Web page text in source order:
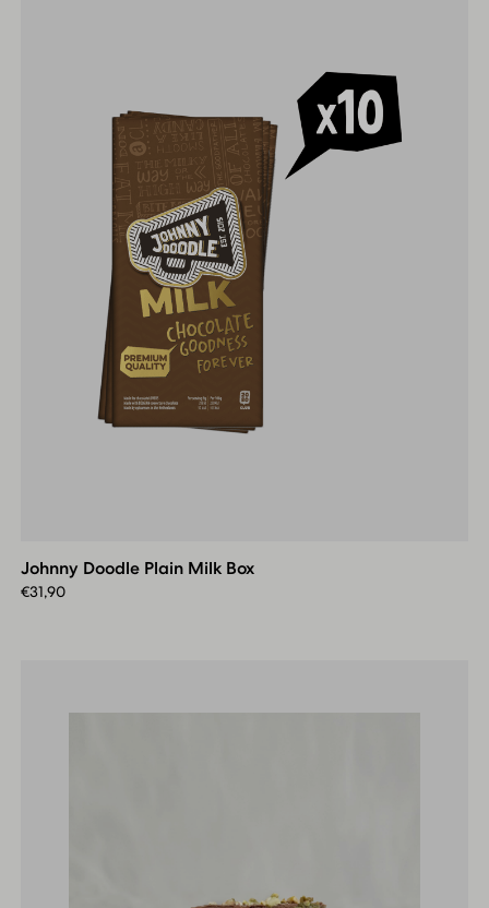
Milk
Box
Johnny Doodle Plain Milk Box
€31,90